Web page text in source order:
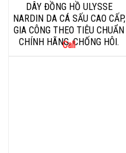
DÂY ĐỒNG HỒ ULYSSE
NARDIN DA CÁ SẤU CAO CẤP,
GIA CÔNG THEO TIÊU CHUẨN
CHÍNH HÃNG, CHỐNG HÔI.
Call